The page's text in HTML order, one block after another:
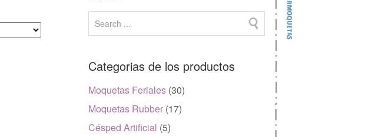
Categorias de los productos
Moquetas Feriales (30)
Moquetas Rubber (17)
Césped Artificial (5)